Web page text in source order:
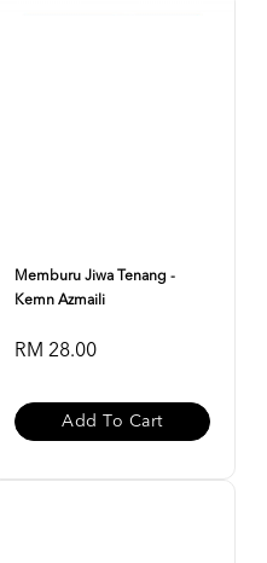
Memburu Jiwa Tenang -
Kemn Azmaili
RM 28.00
Add To Cart